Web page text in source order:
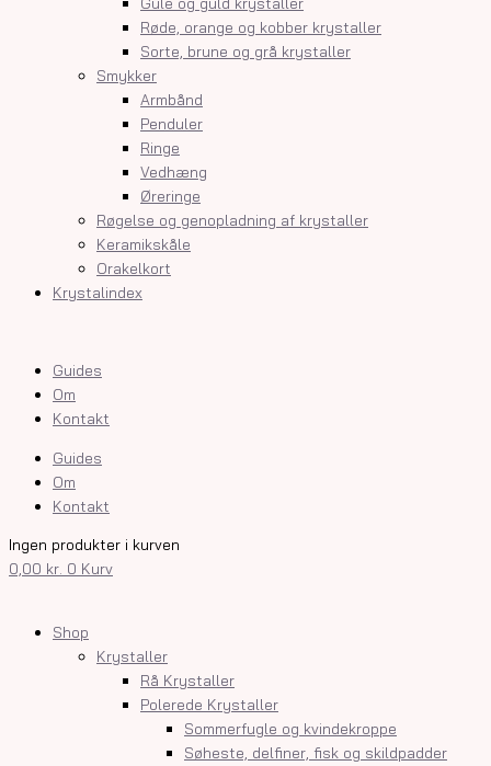
Røde, orange og kobber krystaller
Sorte, brune og grå krystaller
Smykker
Armbånd
Penduler
Ringe
Vedhæng
Øreringe
Røgelse og genopladning af krystaller
Keramikskåle
Orakelkort
Krystalindex
Guides
Om
Kontakt
Guides
Om
Kontakt
Ingen produkter i kurven
0,00 kr. 0 Kurv
Shop
Krystaller
Rå Krystaller
Polerede Krystaller
Sommerfugle og kvindekroppe
Søheste, delfiner, fisk og skildpadder